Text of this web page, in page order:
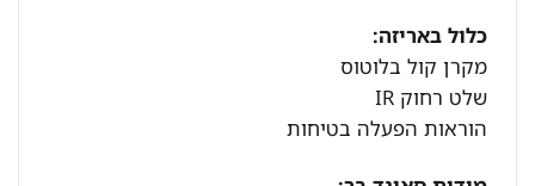
כלול באריזה:
מקרן קול בלוטוס
שלט רחוק IR
הוראות הפעלה בטיחות